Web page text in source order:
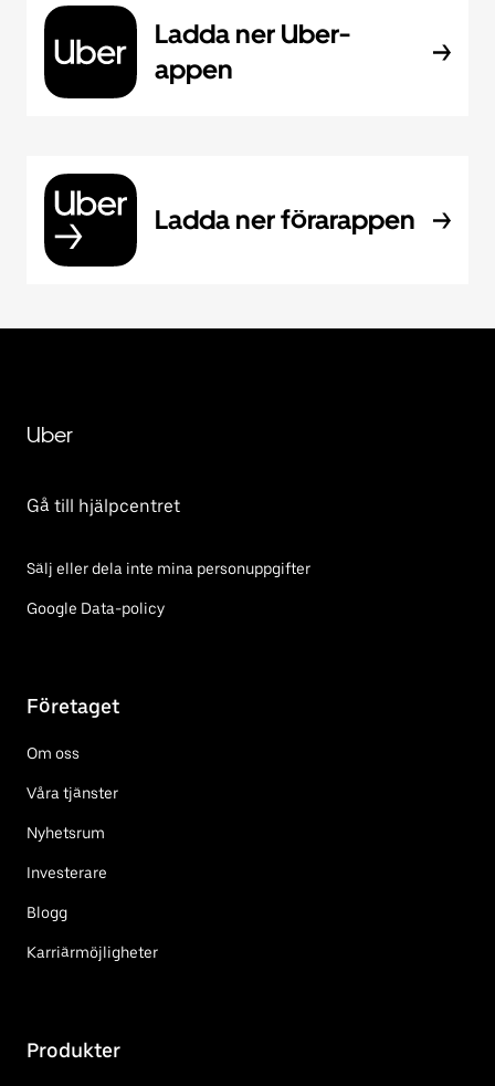
Ladda ner Uber-
appen
Ladda ner förarappen
Uber
Gå till hjälpcentret
Sälj eller dela inte mina personuppgifter
Google Data-policy
Företaget
Om oss
Våra tjänster
Nyhetsrum
Investerare
Blogg
Karriärmöjligheter
Produkter